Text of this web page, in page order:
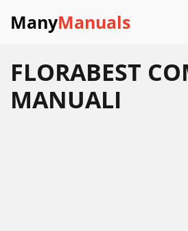
ManyManuals
FLORABEST
MANUALI